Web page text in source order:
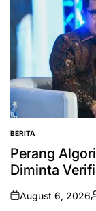
POSTED
IN
BERITA
Perang
Diminta
on
August 6, 2026